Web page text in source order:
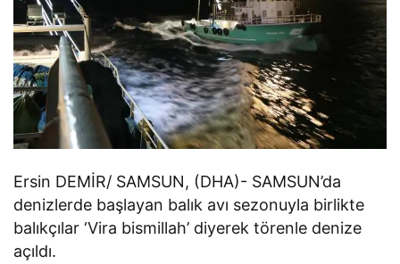
Ersin DEMİR/ SAMSUN, (DHA)- SAMSUN’da
denizlerde başlayan balık avı sezonuyla birlikte
balıkçılar ‘Vira bismillah’ diyerek törenle denize
açıldı.